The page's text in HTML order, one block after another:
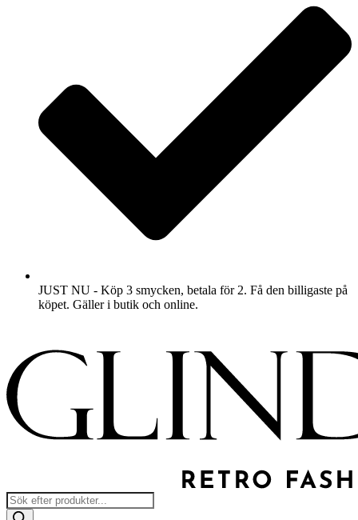
JUST NU - Köp 3 smycken, betala för 2. Få den billigaste på
köpet. Gäller i butik och online.
Products
search